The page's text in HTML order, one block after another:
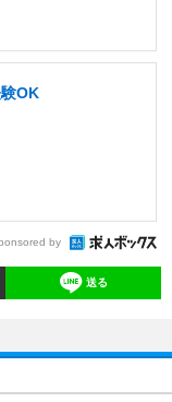
OK
by
送る